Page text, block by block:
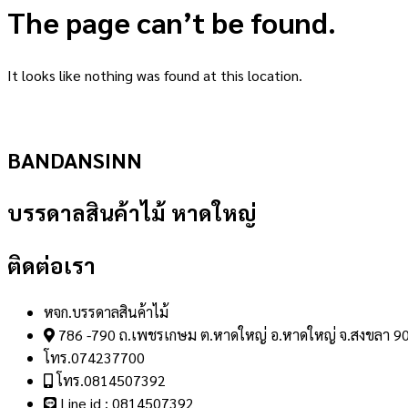
The page can’t be found.
It looks like nothing was found at this location.
BANDANSINN
บรรดาลสินค้าไม้ หาดใหญ่
ติดต่อเรา
หจก.บรรดาลสินค้าไม้
786 -790 ถ.เพชรเกษม ต.หาดใหญ่ อ.หาดใหญ่ จ.สงขลา
โทร.074237700
โทร.0814507392
Line id : 0814507392